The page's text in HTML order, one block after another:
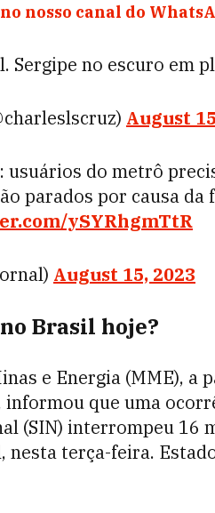
nosso canal do
Sergipe no escuro em
August
usuários do metrô
parados por causa da
ySYRhgmTtR
August 15, 2023
Brasil hoje?
e Energia (MME), a
informou que uma
(SIN) interrompeu 16
nesta terça-feira.